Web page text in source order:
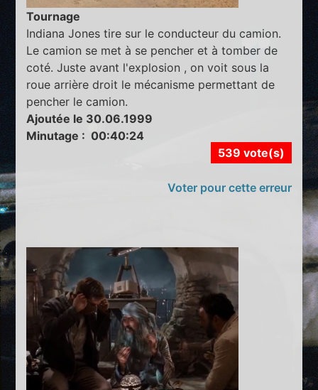
Tournage
Indiana Jones tire sur le conducteur du camion.
Le camion se met à se pencher et à tomber de
coté. Juste avant l'explosion , on voit sous la
roue arrière droit le mécanisme permettant de
pencher le camion.
Ajoutée le 30.06.1999
Minutage : 00:40:24
539 vote(s)
Voter pour cette erreur